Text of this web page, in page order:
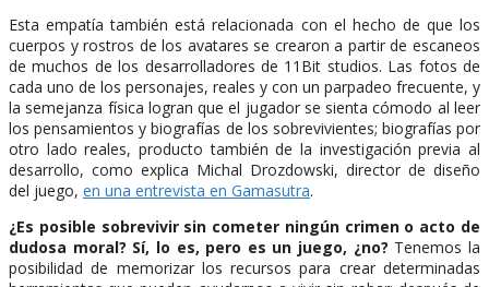
Esta empatía también está relacionada con el hecho de que los
cuerpos y rostros de los avatares se crearon a partir de escaneos
de muchos de los desarrolladores de 11Bit studios. Las fotos de
cada uno de los personajes, reales y con un parpadeo frecuente, y
la semejanza física logran que el jugador se sienta cómodo al leer
los pensamientos y biografías de los sobrevivientes; biografías por
otro lado reales, producto también de la investigación previa al
desarrollo, como explica Michal Drozdowski, director de diseño
del juego, en una entrevista en Gamasutra.
¿Es posible sobrevivir sin cometer ningún crimen o acto de
dudosa moral? Sí, lo es, pero es un juego, ¿no? Tenemos la
posibilidad de memorizar los recursos para crear determinadas